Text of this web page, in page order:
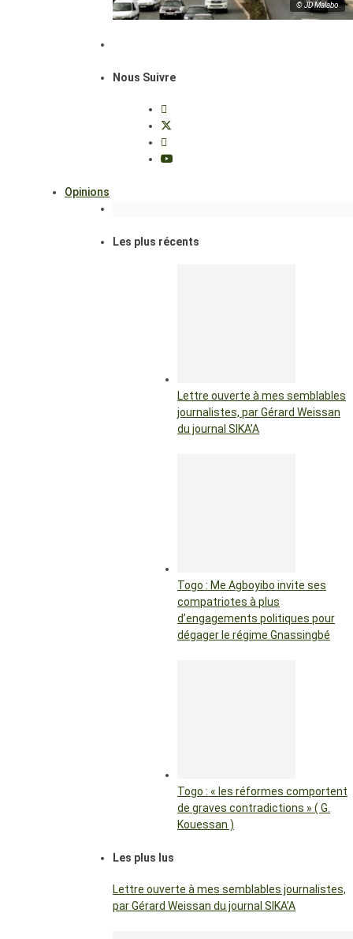
© JD Malabo
Nous Suivre
Opinions
Les plus récents
Lettre ouverte à mes semblables
journalistes, par Gérard Weissan
du journal SIKA’A
Togo : Me Agboyibo invite ses
compatriotes à plus
d’engagements politiques pour
dégager le régime Gnassingbé
Togo : « les réformes comportent
de graves contradictions » ( G.
Kouessan )
Les plus lus
Lettre ouverte à mes semblables journalistes,
par Gérard Weissan du journal SIKA’A